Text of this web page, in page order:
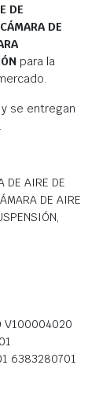
DE
DE
para la
y se entregan
DE AIRE DE
DE AIRE
V100004020
6383280701